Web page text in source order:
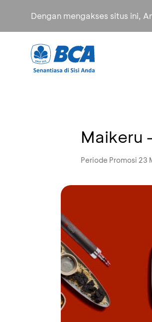
Dengan mengakses situs ini,
Maikeru
Periode Promosi 23